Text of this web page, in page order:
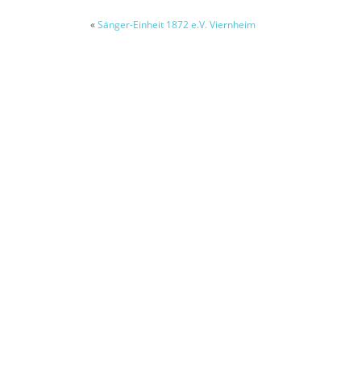
«Sänger-Einheit 1872 e.V. Viernheim